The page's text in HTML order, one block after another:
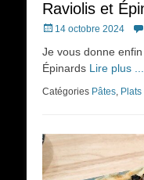
Raviolis et
Posted
14 octobre 2024
Je vous donne
Épinards Lire plus ...
Catégories Pâtes,